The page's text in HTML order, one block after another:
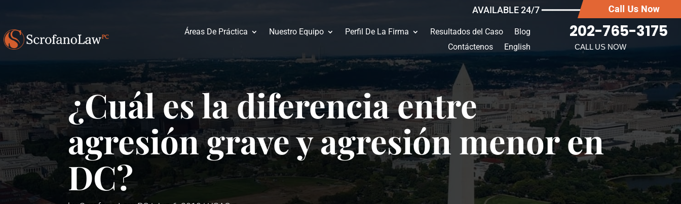
AVAILABLE 24/7 ━━━━━━━
Áreas De Práctica Nuestro Equipo Perfil De La Firma Resultados del Caso
Blog
Contáctenos
English
202-765-3175
CALL US NOW
¿Cuál es la diferencia entre
agresión grave y agresión menor en
DC?